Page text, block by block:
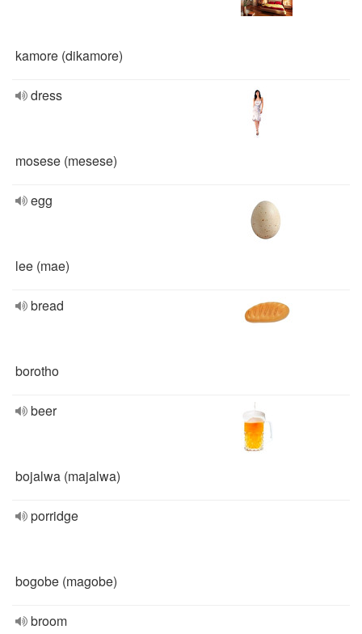
kamore (dikamore)
dress
mosese (mesese)
egg
lee (mae)
bread
borotho
beer
bojalwa (majalwa)
porridge
bogobe (magobe)
broom